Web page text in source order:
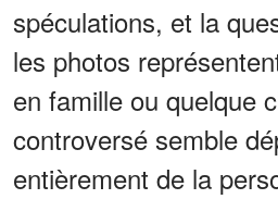
spéculations, et la
les photos
en famille ou quelque
controversé semble
entièrement de la